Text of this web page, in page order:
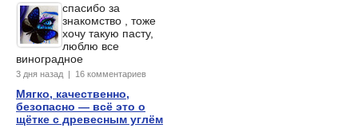
спасибо за
знакомство , тоже
хочу такую пасту,
люблю все
виноградное
3 дня назад | 16 комментариев
Мягко, качественно,
безопасно — всё это о
щётке с древесным углём